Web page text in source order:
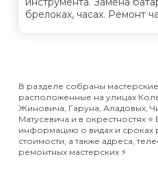
брелоках, часах. Ремонт
В разделе собраны
расположенные на улицах
Жиновича, Гаруна, Аладовых,
Матусевича и в окрестностях
информацию о видах и сроках
стоимости, а также адреса,
ремонтных мастерских ⚡️